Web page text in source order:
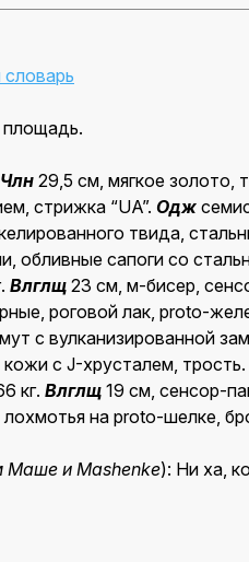
Члн 29,5 см, мягкое золото,
стрижка “UA”. Одж
твида,
обливные сапоги со
Влглщ 23 см, м-бисер,
роговой лак, proto-
с вулканизированной
с J-хрусталем, трость.
кг. Влглщ 19 см, сенсор-
лохмотья на proto-шелке,
Маше и Mashenke): Ни ха,